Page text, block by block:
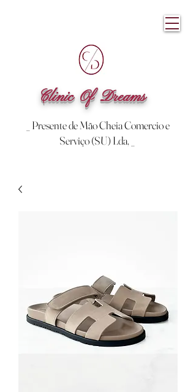
Clinic Of Dreams
_ Presente de Mão Cheia Comercio e
Serviço (SU) Lda, _